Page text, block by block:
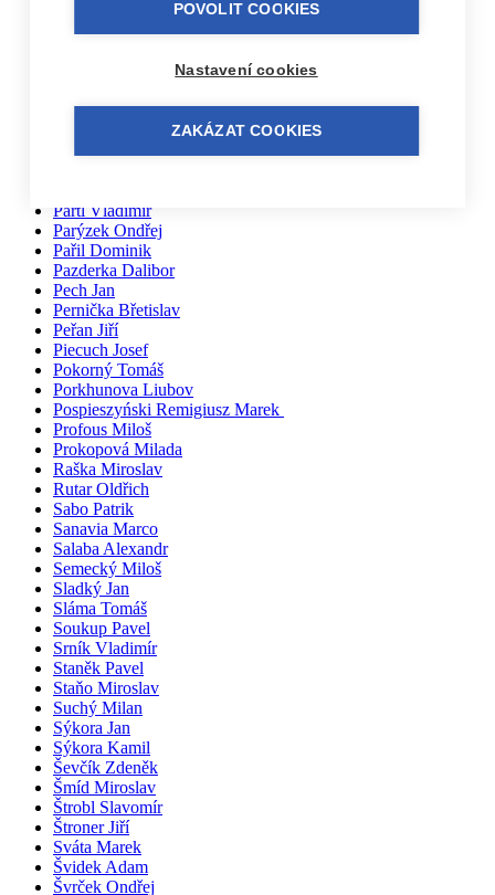
Moravec Jiří
Novák Jakub
Partl Vladimír
Parýzek Ondřej
Pařil Dominik
Pazderka Dalibor
Pech Jan
Pernička Břetislav
Peřan Jiří
Piecuch Josef
Pokorný Tomáš
Porkhunova Liubov
Pospieszyński Remigiusz Marek
Profous Miloš
Prokopová Milada
Raška Miroslav
Rutar Oldřich
Sabo Patrik
Sanavia Marco
Salaba Alexandr
Semecký Miloš
Sladký Jan
Sláma Tomáš
Soukup Pavel
Srník Vladimír
Staněk Pavel
Staňo Miroslav
Suchý Milan
Sýkora Jan
Sýkora Kamil
Ševčík Zdeněk
Šmíd Miroslav
Štrobl Slavomír
Štroner Jiří
Sváta Marek
Švidek Adam
Švrček Ondřej
POVOLIT COOKIES
Nastavení cookies
ZAKÁZAT COOKIES